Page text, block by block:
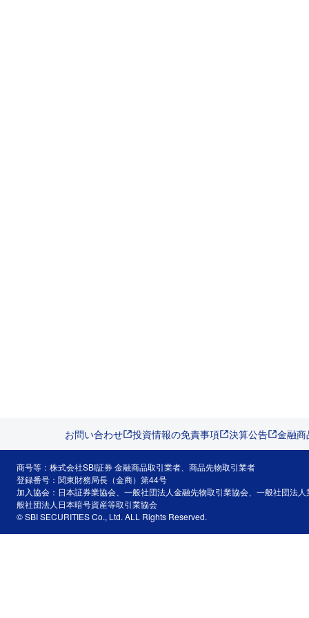
お問い合わせ 投資情報の免責事項 決算公告 金融
商号等：株式会社SBI証券 金融商品取引業者、商品先物取引業者
登録番号：関東財務局長（金商）第44号
加入協会：日本証券業協会、一般社団法人金融先物取引業協会、一般社団法
般社団法人日本暗号資産等取引業協会
© SBI SECURITIES Co., Ltd. ALL Rights Reserved.